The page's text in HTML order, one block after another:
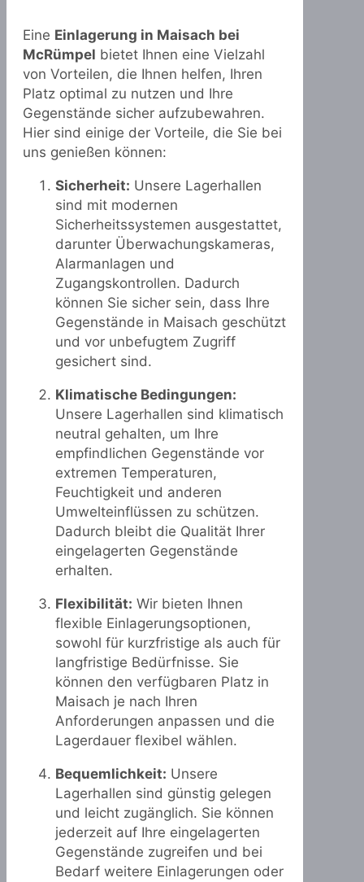
Eine Einlagerung in Maisach bei
McRümpel bietet Ihnen eine Vielzahl
von Vorteilen, die Ihnen helfen, Ihren
Platz optimal zu nutzen und Ihre
Gegenstände sicher aufzubewahren.
Hier sind einige der Vorteile, die Sie bei
uns genießen können:
Sicherheit: Unsere Lagerhallen
sind mit modernen
Sicherheitssystemen ausgestattet,
darunter Überwachungskameras,
Alarmanlagen und
Zugangskontrollen. Dadurch
können Sie sicher sein, dass Ihre
Gegenstände in Maisach geschützt
und vor unbefugtem Zugriff
gesichert sind.
Klimatische Bedingungen:
Unsere Lagerhallen sind klimatisch
neutral gehalten, um Ihre
empfindlichen Gegenstände vor
extremen Temperaturen,
Feuchtigkeit und anderen
Umwelteinflüssen zu schützen.
Dadurch bleibt die Qualität Ihrer
eingelagerten Gegenstände
erhalten.
Flexibilität: Wir bieten Ihnen
flexible Einlagerungsoptionen,
sowohl für kurzfristige als auch für
langfristige Bedürfnisse. Sie
können den verfügbaren Platz in
Maisach je nach Ihren
Anforderungen anpassen und die
Lagerdauer flexibel wählen.
Bequemlichkeit: Unsere
Lagerhallen sind günstig gelegen
und leicht zugänglich. Sie können
jederzeit auf Ihre eingelagerten
Gegenstände zugreifen und bei
Bedarf weitere Einlagerungen oder